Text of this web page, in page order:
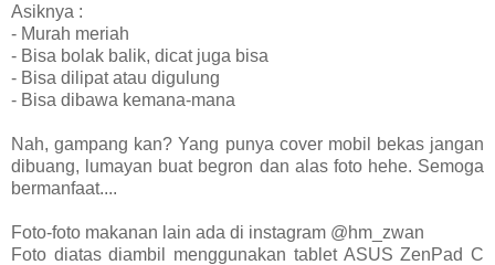
Asiknya :
- Murah meriah
- Bisa bolak balik, dicat juga bisa
- Bisa dilipat atau digulung
- Bisa dibawa kemana-mana
Nah, gampang kan? Yang punya cover mobil bekas jangan
dibuang, lumayan buat begron dan alas foto hehe. Semoga
bermanfaat....
Foto-foto makanan lain ada di instagram @hm_zwan
Foto diatas diambil menggunakan tablet ASUS ZenPad C